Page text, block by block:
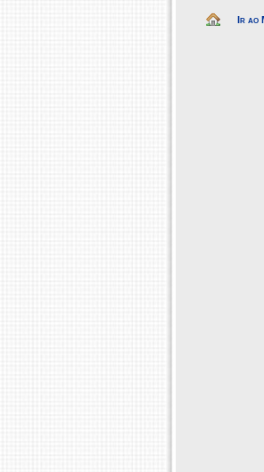
Ir ao